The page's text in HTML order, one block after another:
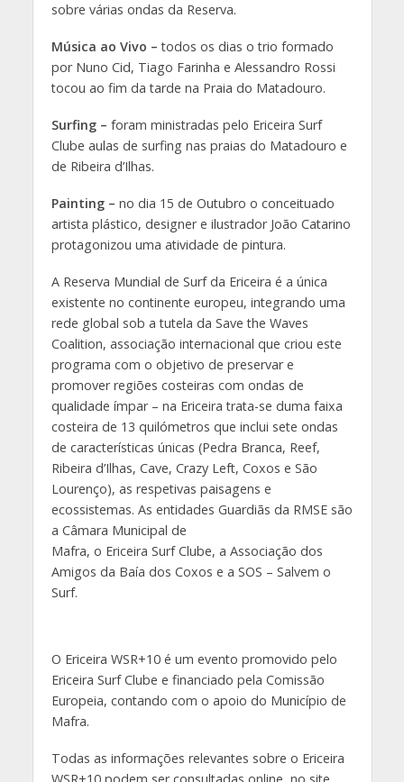
sobre várias ondas da Reserva.
Música ao Vivo –todos os dias o trio formado
por Nuno Cid, Tiago Farinha e Alessandro Rossi
tocou ao fim da tarde na Praia do Matadouro.
Surfing – foram ministradas pelo Ericeira Surf
Clube aulas de surfing nas praias do Matadouro e
de Ribeira d’Ilhas.
Painting – no dia 15 de Outubro o conceituado
artista plástico, designer e ilustrador João Catarino
protagonizou uma atividade de pintura.
A Reserva Mundial de Surf da Ericeira é a única
existente no continente europeu, integrando uma
rede global sob a tutela da Save the Waves
Coalition, associação internacional que criou este
programa com o objetivo de preservar e
promover regiões costeiras com ondas de
qualidade ímpar – na Ericeira trata-se duma faixa
costeira de 13 quilómetros que inclui sete ondas
de características únicas (Pedra Branca, Reef,
Ribeira d’Ilhas, Cave, Crazy Left, Coxos e São
Lourenço), as respetivas paisagens e
ecossistemas. As entidades Guardiãs da RMSE são
a Câmara Municipal de
Mafra, o Ericeira Surf Clube, a Associação dos
Amigos da Baía dos Coxos e a SOS – Salvem o
Surf.
O Ericeira WSR+10 é um evento promovido pelo
Ericeira Surf Clube e financiado pela Comissão
Europeia, contando com o apoio do Município de
Mafra.
Todas as informações relevantes sobre o Ericeira
WSR+10 podem ser consultadas online, no site